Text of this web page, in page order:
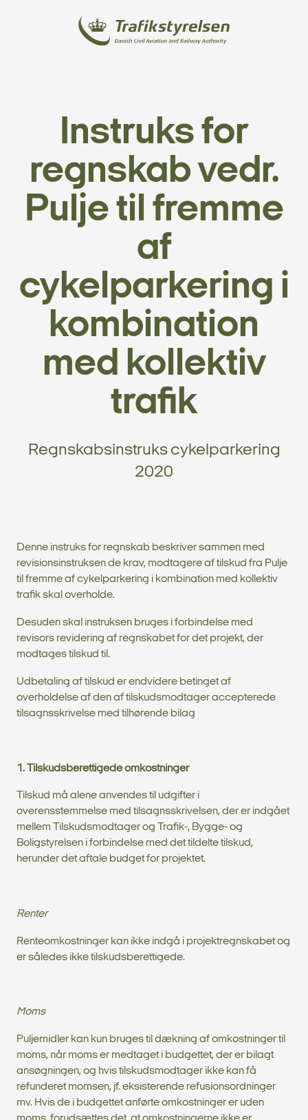
Instruks for
regnskab vedr.
Pulje til fremme
af
cykelparkering i
kombination
med kollektiv
trafik
Regnskabsinstruks cykelparkering
2020
Denne instruks for regnskab beskriver sammen med
revisionsinstruksen de krav, modtagere af tilskud fra Pulje
til fremme af cykelparkering i kombination med kollektiv
trafik skal overholde.
Desuden skal instruksen bruges i forbindelse med
revisors revidering af regnskabet for det projekt, der
modtages tilskud til.
Udbetaling af tilskud er endvidere betinget af
overholdelse af den af tilskudsmodtager accepterede
tilsagnsskrivelse med tilhørende bilag
1. Tilskudsberettigede omkostninger
Tilskud må alene anvendes til udgifter i
overensstemmelse med tilsagnsskrivelsen, der er indgået
mellem Tilskudsmodtager og Trafik-, Bygge- og
Boligstyrelsen i forbindelse med det tildelte tilskud,
herunder det aftale budget for projektet.
Renter
Renteomkostninger kan ikke indgå i projektregnskabet og
er således ikke tilskudsberettigede.
Moms
Puljemidler kan kun bruges til dækning af omkostninger til
moms, når moms er medtaget i budgettet, der er bilagt
ansøgningen, og hvis tilskudsmodtager ikke kan få
refunderet momsen, jf. eksisterende refusionsordninger
mv. Hvis de i budgettet anførte omkostninger er uden